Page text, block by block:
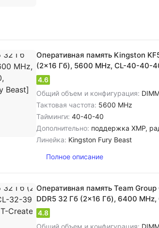
Оперативная память Kingston
(2x16 Гб), 5600 MHz, CL-40-40-
4.6
Общий объем и конфигурация:
Тактовая частота: 5600 MHz
Тайминги: 40-40-40
Дополнительно: поддержка XMP,
Линейка: Kingston Fury Beast
Полное описание
Оперативная память Team
DDR5 32 Гб (2x16 Гб), 6400
4.8
Общий объем и конфигурация: